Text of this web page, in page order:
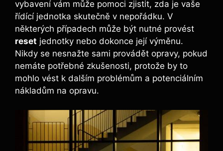
vybavení vám může pomoci zjistit, zda je vaše
řídící jednotka skutečně v nepořádku. V
některých případech může být nutné provést
reset jednotky nebo dokonce její výměnu.
Nikdy se nesnažte sami provádět opravy, pokud
nemáte potřebné zkušenosti, protože by to
mohlo vést k dalším problémům a potenciálním
nákladům na opravu.